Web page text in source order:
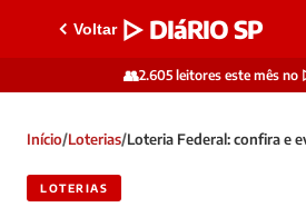
Voltar ▷ DIáRIO SP
👥2.605 leitores este mês no
Início/Loterias/Loteria Federal: confira e
LOTERIAS